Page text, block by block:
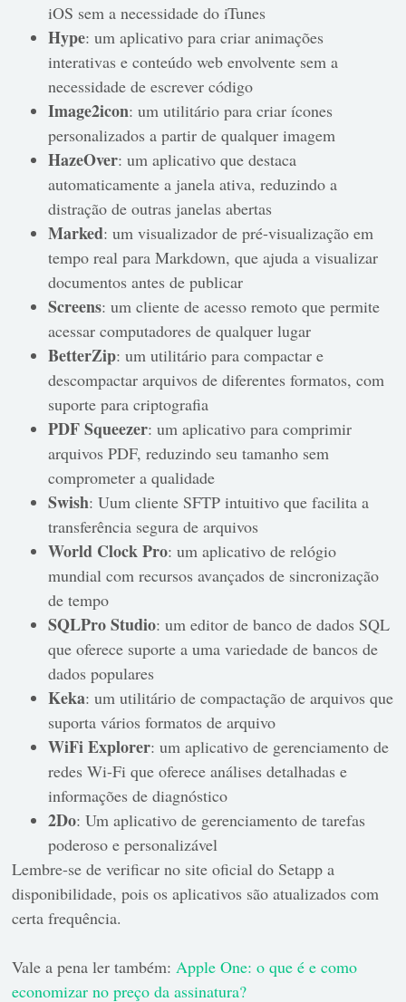
iOS sem a necessidade do iTunes
Hype: um aplicativo para criar animações
interativas e conteúdo web envolvente sem a
necessidade de escrever código
Image2icon: um utilitário para criar ícones
personalizados a partir de qualquer imagem
HazeOver: um aplicativo que destaca
automaticamente a janela ativa, reduzindo a
distração de outras janelas abertas
Marked: um visualizador de pré-visualização em
tempo real para Markdown, que ajuda a visualizar
documentos antes de publicar
Screens: um cliente de acesso remoto que permite
acessar computadores de qualquer lugar
BetterZip: um utilitário para compactar e
descompactar arquivos de diferentes formatos, com
suporte para criptografia
PDF Squeezer: um aplicativo para comprimir
arquivos PDF, reduzindo seu tamanho sem
comprometer a qualidade
Swish: Uum cliente SFTP intuitivo que facilita a
transferência segura de arquivos
World Clock Pro: um aplicativo de relógio
mundial com recursos avançados de sincronização
de tempo
SQLPro Studio: um editor de banco de dados SQL
que oferece suporte a uma variedade de bancos de
dados populares
Keka: um utilitário de compactação de arquivos que
suporta vários formatos de arquivo
WiFi Explorer: um aplicativo de gerenciamento de
redes Wi-Fi que oferece análises detalhadas e
informações de diagnóstico
2Do: Um aplicativo de gerenciamento de tarefas
poderoso e personalizável
Lembre-se de verificar no site oficial do Setapp a
disponibilidade, pois os aplicativos são atualizados com
certa frequência.
Vale a pena ler também: Apple One: o que é e como
economizar no preço da assinatura?